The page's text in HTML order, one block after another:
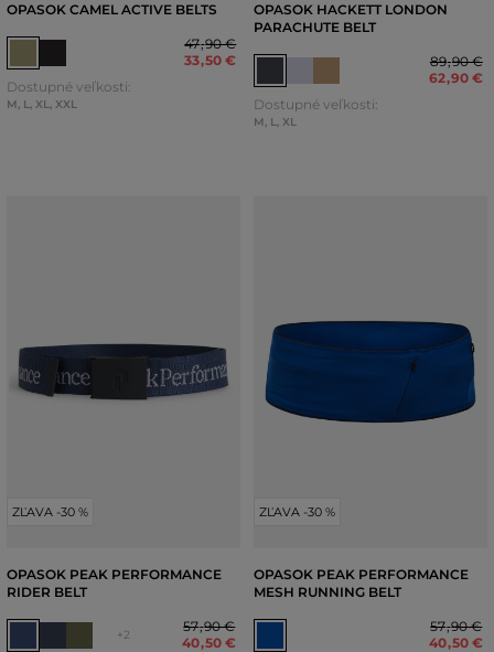
OPASOK CAMEL ACTIVE BELTS
47,90 €
33,50 €
Dostupné veľkosti:
M, L, XL, XXL
OPASOK HACKETT LONDON
PARACHUTE BELT
89,90 €
62,90 €
Dostupné veľkosti:
M, L, XL
ZĽAVA -30 %
OPASOK PEAK PERFORMANCE
RIDER BELT
+2
57,90 €
40,50 €
ZĽAVA -30 %
OPASOK PEAK PERFORMANCE
MESH RUNNING BELT
57,90 €
40,50 €